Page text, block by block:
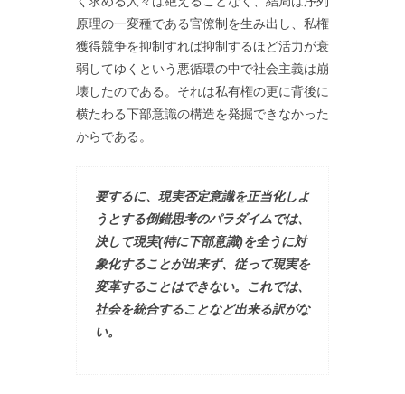
原理の一変種である官僚制を生み出し、私権
獲得競争を抑制すれば抑制するほど活力が衰
弱してゆくという悪循環の中で社会主義は崩
壊したのである。それは私有権の更に背後に
横たわる下部意識の構造を発掘できなかった
からである。
要するに、現実否定意識を正当化しよ
うとする倒錯思考のパラダイムでは、
決して現実(特に下部意識)を全うに対
象化することが出来ず、従って現実を
変革することはできない。これでは、
社会を統合することなど出来る訳がな
い。